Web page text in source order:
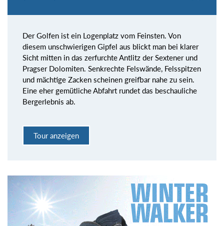
Der Golfen ist ein Logenplatz vom Feinsten. Von
diesem unschwierigen Gipfel aus blickt man bei klarer
Sicht mitten in das zerfurchte Antlitz der Sextener und
Pragser Dolomiten. Senkrechte Felswände, Felsspitzen
und mächtige Zacken scheinen greifbar nahe zu sein.
Eine eher gemütliche Abfahrt rundet das beschauliche
Bergerlebnis ab.
Tour anzeigen